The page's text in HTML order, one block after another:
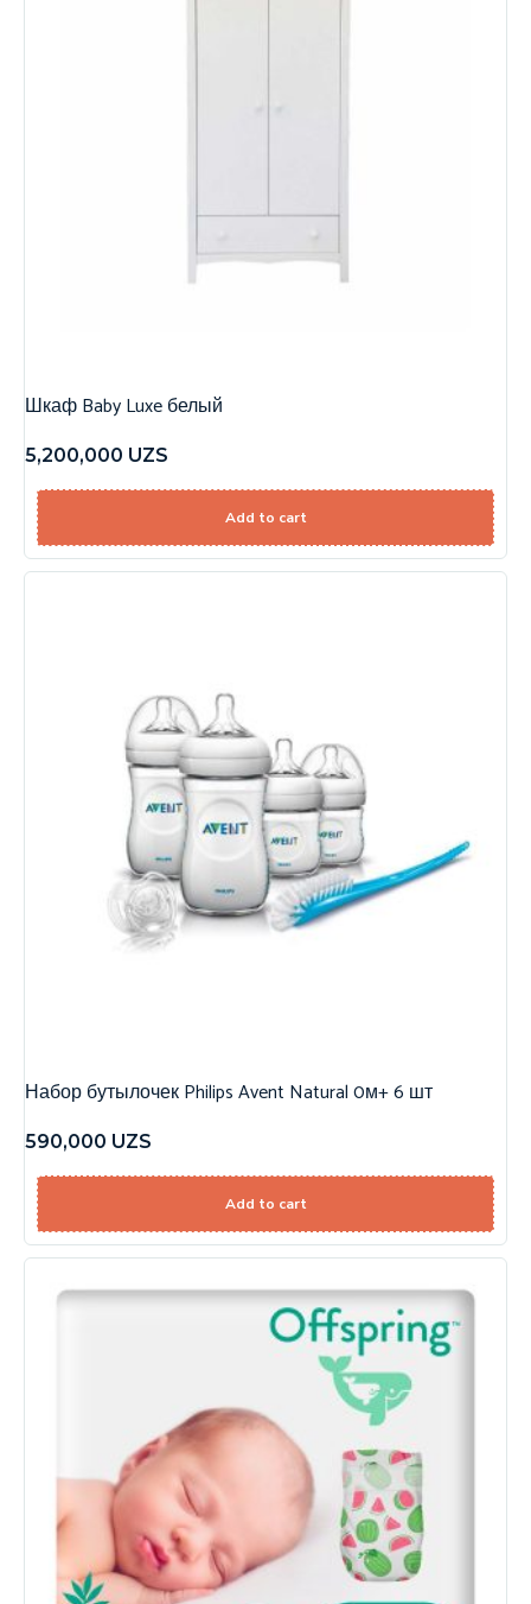
Шкаф Baby Luxe белый
5,200,000 UZS
Add to cart
Набор бутылочек Philips Avent Natural 0м+ 6 шт
590,000 UZS
Add to cart